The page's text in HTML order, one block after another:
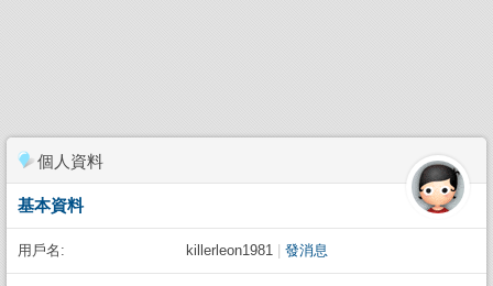
個人資料
基本資料
用戶名: killerleon1981 發消息